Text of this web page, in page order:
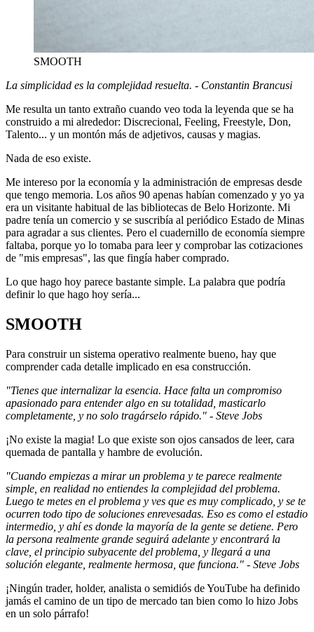
SMOOTH
La simplicidad es la complejidad resuelta. - Constantin Brancusi
Me resulta un tanto extraño cuando veo toda la leyenda que se ha
construido a mi alrededor: Discrecional, Feeling, Freestyle, Don,
Talento... y un montón más de adjetivos, causas y magias.
Nada de eso existe.
Me intereso por la economía y la administración de empresas desde
que tengo memoria. Los años 90 apenas habían comenzado y yo ya
era un visitante habitual de las bibliotecas de Belo Horizonte. Mi
padre tenía un comercio y se suscribía al periódico Estado de Minas
para agradar a sus clientes. Pero el cuadernillo de economía siempre
faltaba, porque yo lo tomaba para leer y comprobar las cotizaciones
de "mis empresas", las que fingía haber comprado.
Lo que hago hoy parece bastante simple. La palabra que podría
definir lo que hago hoy sería...
SMOOTH
Para construir un sistema operativo realmente bueno, hay que
comprender cada detalle implicado en esa construcción.
"Tienes que internalizar la esencia. Hace falta un compromiso
apasionado para entender algo en su totalidad, masticarlo
completamente, y no solo tragárselo rápido." - Steve Jobs
¡No existe la magia! Lo que existe son ojos cansados de leer, cara
quemada de pantalla y hambre de evolución.
"Cuando empiezas a mirar un problema y te parece realmente
simple, en realidad no entiendes la complejidad del problema.
Luego te metes en el problema y ves que es muy complicado, y se te
ocurren todo tipo de soluciones enrevesadas. Eso es como el estadio
intermedio, y ahí es donde la mayoría de la gente se detiene. Pero
la persona realmente grande seguirá adelante y encontrará la
clave, el principio subyacente del problema, y llegará a una
solución elegante, realmente hermosa, que funciona." - Steve Jobs
¡Ningún trader, holder, analista o semidiós de YouTube ha definido
jamás el camino de un tipo de mercado tan bien como lo hizo Jobs
en un solo párrafo!